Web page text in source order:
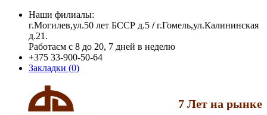
Наши филиалы:
г.Могилев,ул.50 лет БССР д.5 /г.Гомель,ул.Калининская
д.21.
Работаєм с 8 до 20, 7 дней в неделю
+375 33-900-50-64
Закладки (0)
7 Лет на рынке